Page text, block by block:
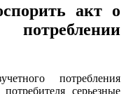
акт о
потребления
серьезные